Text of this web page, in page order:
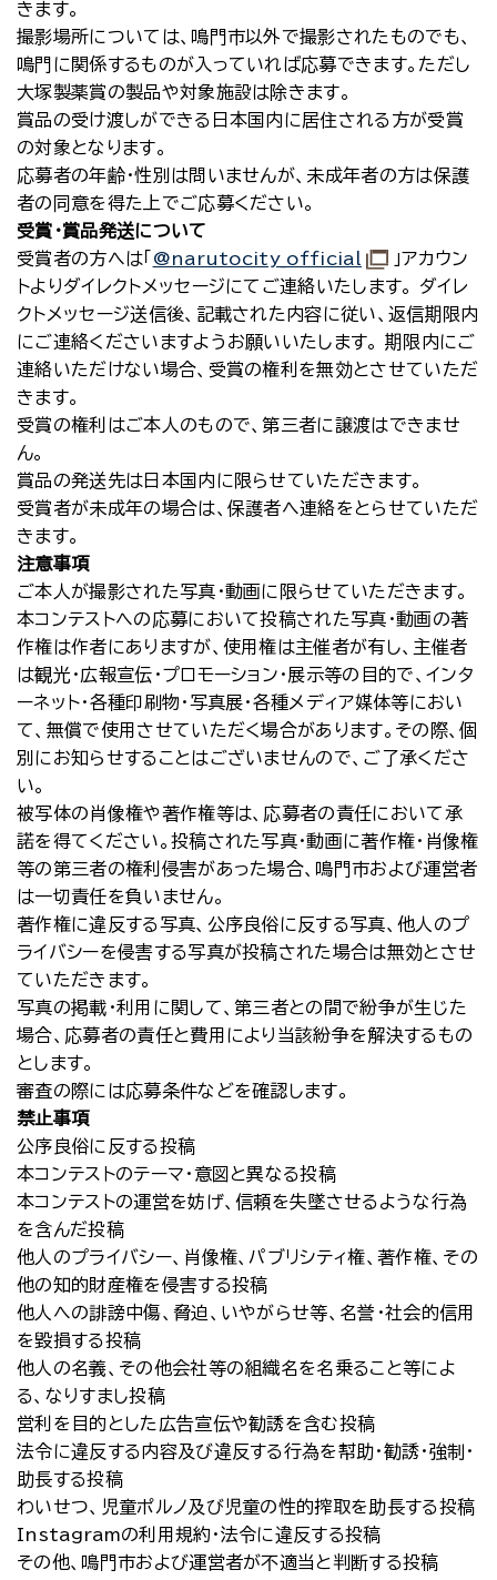
きます。
撮影場所については、鳴門市以外で撮影されたものでも、
鳴門に関係するものが入っていれば応募できます。ただし
大塚製薬賞の製品や対象施設は除きます。
賞品の受け渡しができる日本国内に居住される方が受賞
の対象となります。
応募者の年齢・性別は問いませんが、未成年者の方は保護
者の同意を得た上でご応募ください。
受賞・賞品発送について
受賞者の方へは「 @narutocity_official
」アカウン
トよりダイレクトメッセージにてご連絡いたします。 ダイレ
クトメッセージ送信後、記載された内容に従い、返信期限内
にご連絡くださいますようお願いいたします。 期限内にご
連絡いただけない場合、受賞の権利を無効とさせていただ
きます。
受賞の権利はご本人のもので、第三者に譲渡はできませ
ん。
賞品の発送先は日本国内に限らせていただきます。
受賞者が未成年の場合は、保護者へ連絡をとらせていただ
きます。
注意事項
ご本人が撮影された写真・動画に限らせていただきます。
本コンテストへの応募において投稿された写真・動画の著
作権は作者にありますが、使用権は主催者が有し、主催者
は観光・広報宣伝・プロモーション・展示等の目的で、インタ
ーネット・各種印刷物・写真展・各種メディア媒体等におい
て、無償で使用させていただく場合があります。その際、個
別にお知らせすることはございませんので、ご了承くださ
い。
被写体の肖像権や著作権等は、応募者の責任において承
諾を得てください。投稿された写真・動画に著作権・肖像権
等の第三者の権利侵害があった場合、鳴門市および運営者
は一切責任を負いません。
著作権に違反する写真、公序良俗に反する写真、他人のプ
ライバシーを侵害する写真が投稿された場合は無効とさせ
ていただきます。
写真の掲載・利用に関して、第三者との間で紛争が生じた
場合、応募者の責任と費用により当該紛争を解決するもの
とします。
審査の際には応募条件などを確認します。
禁止事項
公序良俗に反する投稿
本コンテストのテーマ・意図と異なる投稿
本コンテストの運営を妨げ、信頼を失墜させるような行為
を含んだ投稿
他人のプライバシー、肖像権、パブリシティ権、著作権、その
他の知的財産権を侵害する投稿
他人への誹謗中傷、脅迫、いやがらせ等、名誉・社会的信用
を毀損する投稿
他人の名義、その他会社等の組織名を名乗ること等によ
る、なりすまし投稿
営利を目的とした広告宣伝や勧誘を含む投稿
法令に違反する内容及び違反する行為を幇助・勧誘・強制・
助長する投稿
わいせつ、児童ポルノ及び児童の性的搾取を助長する投稿
Instagramの利用規約・法令に違反する投稿
その他、鳴門市および運営者が不適当と判断する投稿